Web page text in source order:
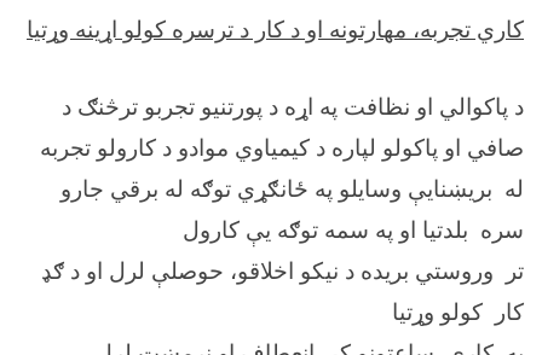
کاري تجربه، مهارتونه او د کار د ترسره کولو اړینه وړتیا
د پاکوالي او نظافت په اړه د پورتنیو تجربو ترڅنګ د
صافي او پاکولو لپاره د کیمیاوي موادو د کارولو تجربه
له بریښنایې وسایلو په ځانګړي توګه له برقي جارو
سره بلدتیا او په سمه توګه یې کارول
تر وروستي بریده د نیکو اخلاقو، حوصلې لرل او د ګډ
کار کولو وړتیا